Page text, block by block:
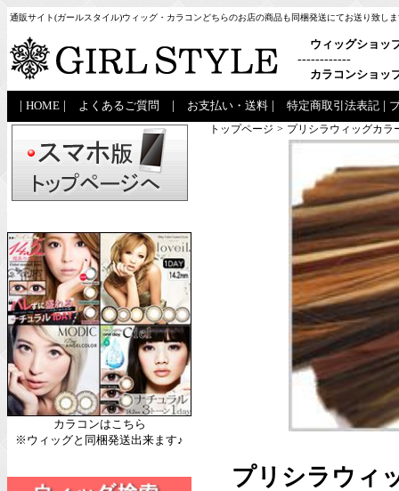
通販サイト(ガールスタイル)ウィッグ・カラコンどちらのお店の商品も同梱発送にてお送り致し
ウィッグショッ
------------
カラコンショッ
HOME よくあるご質問 お支払い・送料 特定商取引法表記
カラコンはこちら
※ウィッグと同梱発送出来ます♪
トップページ > プリシラウィッグカラ
プリシラウィ